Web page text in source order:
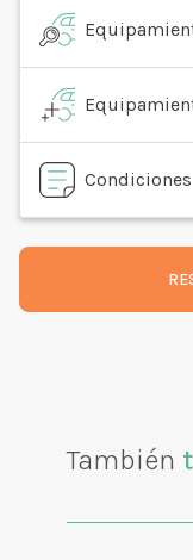
Condiciones
También